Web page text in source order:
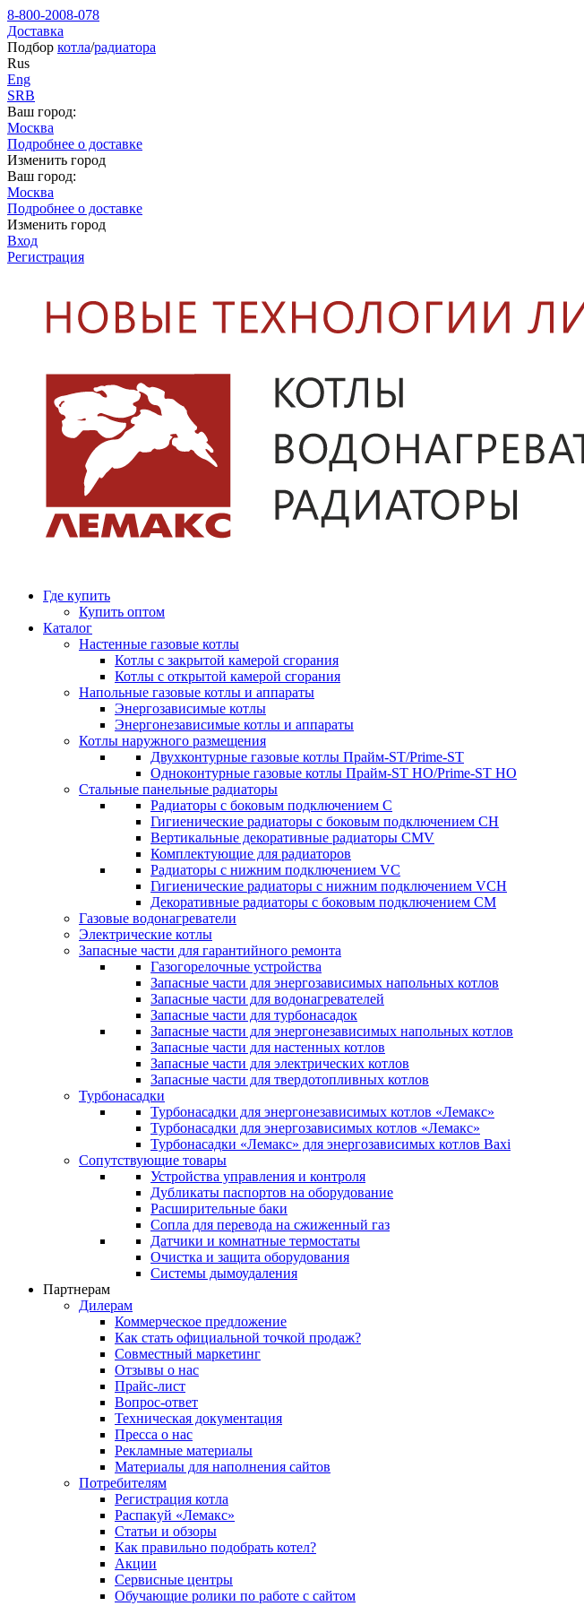
8-800-2008-078
Доставка
Подбор котла/радиатора
Rus
Eng
SRB
Ваш город:
Москва
Подробнее о доставке
Изменить город
Ваш город:
Москва
Подробнее о доставке
Изменить город
Вход
Регистрация
Где купить
Купить оптом
Каталог
Настенные газовые котлы
Котлы с закрытой камерой сгорания
Котлы с открытой камерой сгорания
Напольные газовые котлы и аппараты
Энергозависимые котлы
Энергонезависимые котлы и аппараты
Котлы наружного размещения
Двухконтурные газовые котлы Прайм-ST/Prime-ST
Одноконтурные газовые котлы Прайм-ST HO/Prime-ST HO
Стальные панельные радиаторы
Радиаторы c боковым подключением C
Гигиенические радиаторы c боковым подключением CH
Вертикальные декоративные радиаторы CMV
Комплектующие для радиаторов
Радиаторы c нижним подключением VC
Гигиенические радиаторы c нижним подключением VCH
Декоративные радиаторы с боковым подключением CM
Газовые водонагреватели
Электрические котлы
Запасные части для гарантийного ремонта
Газогорелочные устройства
Запасные части для энергозависимых напольных котлов
Запасные части для водонагревателей
Запасные части для турбонасадок
Запасные части для энергонезависимых напольных котлов
Запасные части для настенных котлов
Запасные части для электрических котлов
Запасные части для твердотопливных котлов
Турбонасадки
Турбонасадки для энергонезависимых котлов «Лемакс»
Турбонасадки для энергозависимых котлов «Лемакс»
Турбонасадки «Лемакс» для энергозависимых котлов Baxi
Сопутствующие товары
Устройства управления и контроля
Дубликаты паспортов на оборудование
Расширительные баки
Сопла для перевода на сжиженный газ
Датчики и комнатные термостаты
Очистка и защита оборудования
Системы дымоудаления
Партнерам
Дилерам
Коммерческое предложение
Как стать официальной точкой продаж?
Совместный маркетинг
Отзывы о нас
Прайс-лист
Вопрос-ответ
Техническая документация
Пресса о нас
Рекламные материалы
Материалы для наполнения сайтов
Потребителям
Регистрация котла
Распакуй «Лемакс»
Статьи и обзоры
Как правильно подобрать котел?
Акции
Сервисные центры
Обучающие ролики по работе с сайтом